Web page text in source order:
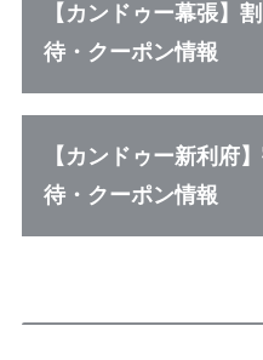
【カンドゥー幕張】
待・クーポン情報
【カンドゥー新利府
待・クーポン情報